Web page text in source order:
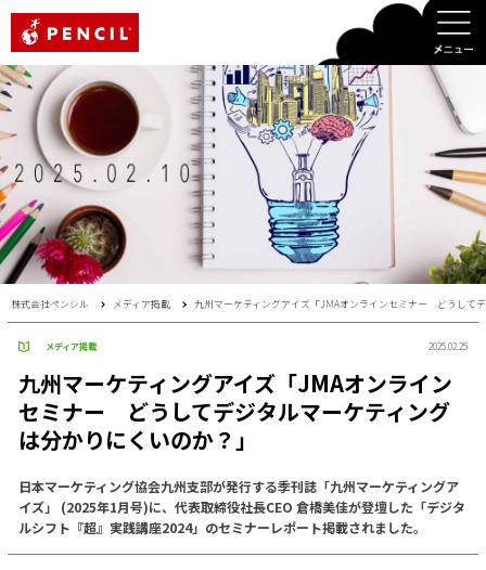
株式会社ペンシル メディア掲載 九州マーケティングアイズ「JMAオンラインセミナー どうして
メディア掲載 2025.02.25
九州マーケティングアイズ「JMAオンライン
セミナー どうしてデジタルマーケティング
は分かりにくいのか？」
日本マーケティング協会九州支部が発行する季刊誌「九州マーケティングア
イズ」 (2025年1月号)に、代表取締役社長CEO 倉橋美佳が登壇した「デジタ
ルシフト『超』実践講座2024」のセミナーレポート掲載されました。